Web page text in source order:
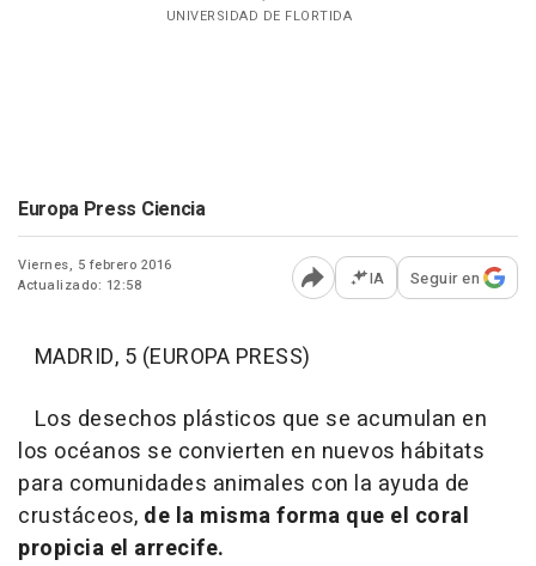
UNIVERSIDAD DE FLORTIDA
Europa Press Ciencia
Viernes, 5 febrero 2016
Actualizado: 12:58
Abrir opciones para
IA Seguir en
MADRID, 5 (EUROPA PRESS)
Los desechos plásticos que se acumulan en
los océanos se convierten en nuevos hábitats
para comunidades animales con la ayuda de
crustáceos, de la misma forma que el coral
propicia el arrecife.